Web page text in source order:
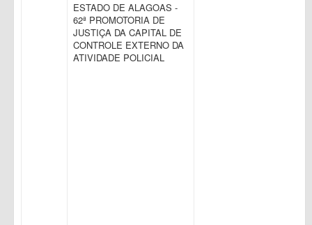
ESTADO DE ALAGOAS -
62ª PROMOTORIA DE
JUSTIÇA DA CAPITAL DE
CONTROLE EXTERNO DA
ATIVIDADE POLICIAL